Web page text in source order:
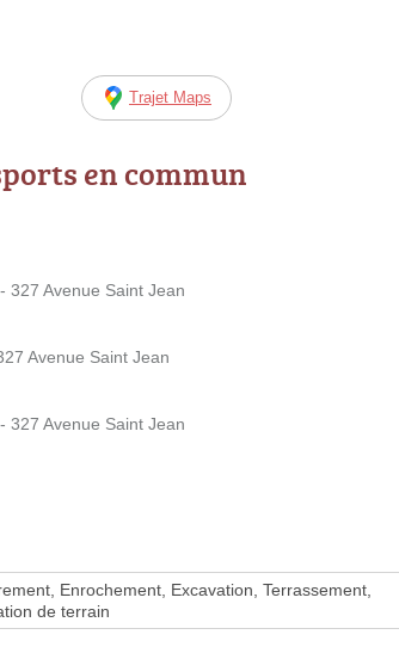
Trajet Maps
en commun
327 Avenue Saint Jean
Avenue Saint Jean
327 Avenue Saint Jean
Enrochement, Excavation, Terrassement,
de terrain